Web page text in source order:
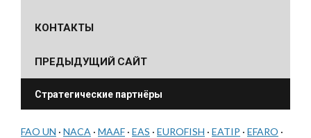
КОНТАКТЫ
ПРЕДЫДУЩИЙ САЙТ
Стратегические партнёры
FAO UN · NACA · MAAF · EAS · EUROFISH · EATIP · EFARO ·